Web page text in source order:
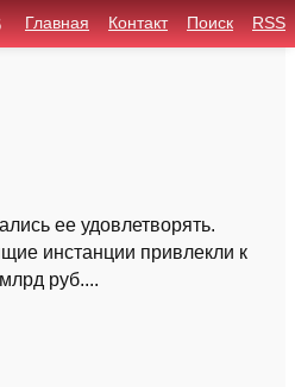
ее удовлетворять.
инстанции привлекли к
руб....
Главная Контакт Поиск RSS